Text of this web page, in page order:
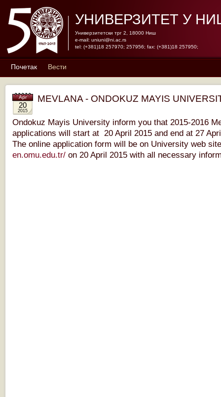
УНИВЕРЗИТЕТ У
Универзитетски трг 2, 18000 Ниш
e-mail: uniuni@ni.ac.rs
tel: (+381)18 257970; 257956; fax: (+381)18 257950;
Почетак Вести
Apr
20
2015
MEVLANA - ONDOKUZ MAYIS
Ondokuz Mayis University inform you that 2015-2016
applications will start at 20 April 2015 and end at 27
The online application form will be on University web
en.omu.edu.tr/ on 20 April 2015 with all necessary